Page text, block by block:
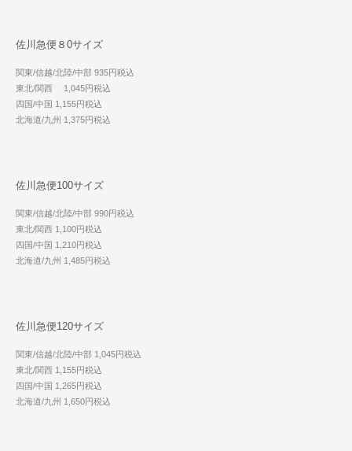
佐川急便８0サイズ
関東/信越/北陸/中部 935円税込
東北/関西 1,045円税込
四国/中国 1,155円税込
北海道/九州 1,375円税込
佐川急便100サイズ
関東/信越/北陸/中部 990円税込
東北/関西 1,100円税込
四国/中国 1,210円税込
北海道/九州 1,485円税込
佐川急便120サイズ
関東/信越/北陸/中部 1,045円税込
東北/関西 1,155円税込
四国/中国 1,265円税込
北海道/九州 1,650円税込